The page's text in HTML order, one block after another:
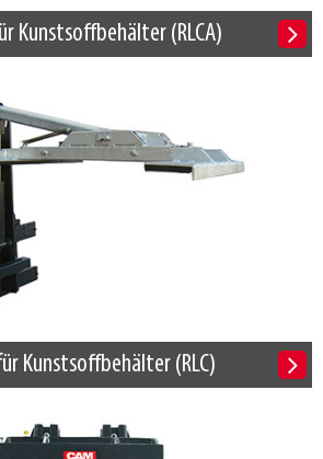
Kunstsoffbehälter (RLCA)
Kunstsoffbehälter (RLC)